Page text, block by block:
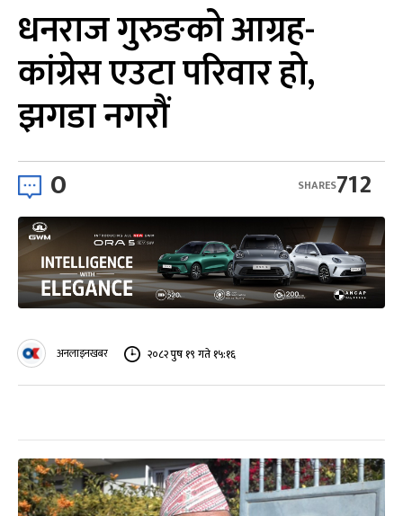
धनराज गुरुङको आग्रह-
कांग्रेस एउटा परिवार हो,
झगडा नगरौं
0 712
SHARES
अनलाइनखबर २०८२ पुष १९ गते १५:१६